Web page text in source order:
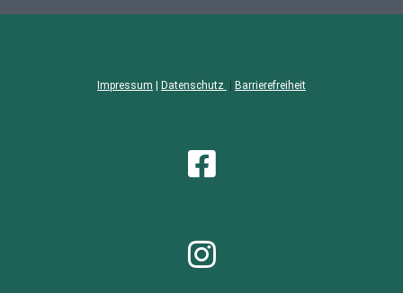
Impressum Datenschutz Barrierefreiheit